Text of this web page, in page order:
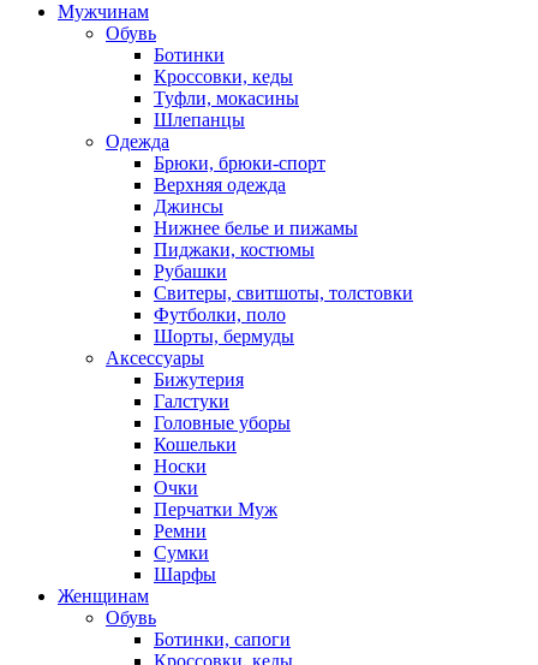
Мужчинам
Обувь
Ботинки
Кроссовки, кеды
Туфли, мокасины
Шлепанцы
Одежда
Брюки, брюки-спорт
Верхняя одежда
Джинсы
Нижнее белье и пижамы
Пиджаки, костюмы
Рубашки
Свитеры, свитшоты, толстовки
Футболки, поло
Шорты, бермуды
Аксессуары
Бижутерия
Галстуки
Головные уборы
Кошельки
Носки
Очки
Перчатки Муж
Ремни
Сумки
Шарфы
Женщинам
Обувь
Ботинки, сапоги
Кроссовки, кеды